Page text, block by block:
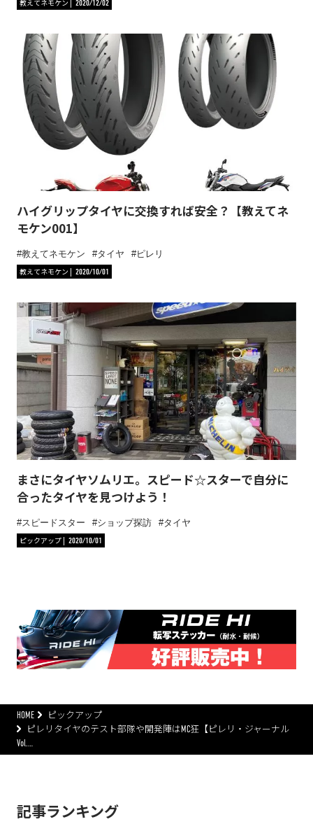
教えてネモケン 2020/12/02
ハイグリップタイヤに交換すれば安全？【教えてネ
モケン001】
教えてネモケン タイヤ
ピレリ
教えてネモケン
2020/10/01
まさにタイヤソムリエ。スピード☆スターで自分に
合ったタイヤを見つけよう！
スピードスター ショップ探訪
タイヤ
ピックアップ
2020/10/01
HOME
ピックアップ
ピレリタイヤのテスト部隊や開発陣はMC狂【ピレリ・ジャーナル
Vol.…
記事ランキング